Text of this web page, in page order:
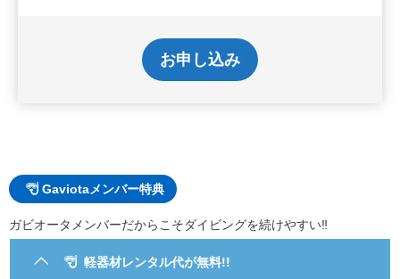
お申し込み
Gaviotaメンバー特典
ガビオータメンバーだからこそダイビングを続けやすい‼
軽器材レンタル代が無料!!